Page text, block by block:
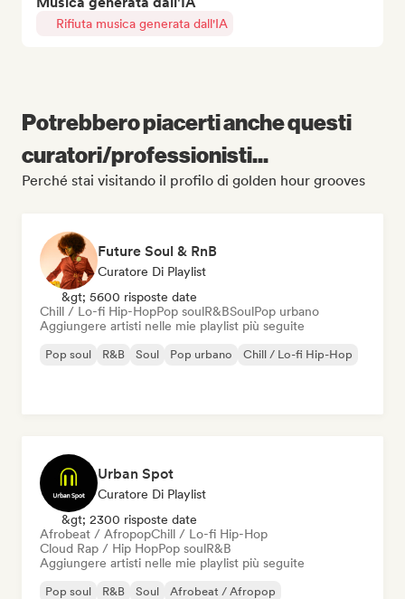
Rifiuta musica generata dall'IA
Potrebbero piacerti anche questi
curatori/professionisti...
Perché stai visitando il profilo di golden hour grooves
Future Soul & RnB
Curatore Di Playlist
&gt; 5600 risposte date
Chill / Lo-fi Hip-HopPop soulR&BSoulPop urbano
Aggiungere artisti nelle mie playlist più seguite
Pop soul R&B Soul Pop urbano Chill / Lo-fi Hip-Hop
Urban Spot
Curatore Di Playlist
&gt; 2300 risposte date
Afrobeat / AfropopChill / Lo-fi Hip-Hop
Cloud Rap / Hip HopPop soulR&B
Aggiungere artisti nelle mie playlist più seguite
Pop soul R&B Soul
Afrobeat / Afropop